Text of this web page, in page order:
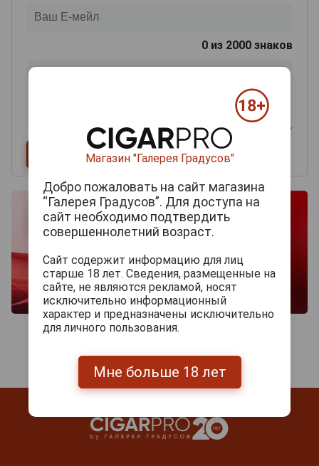
0 из 2000 знаков
Магазин "Галерея Градусов"
Добро пожаловать на сайт магазина
“Галерея Градусов”. Для доступа на
сайт необходимо подтвердить
совершеннолетний возраст.
Сайт содержит информацию для лиц
старше 18 лет. Сведения, размещенные на
сайте, не являются рекламой, носят
исключительно информационный
характер и предназначены исключительно
для личного пользования.
Мне больше 18 лет